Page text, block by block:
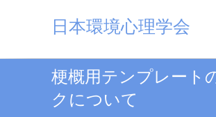
日本環境心理学会
梗概用テンプレート
クについて